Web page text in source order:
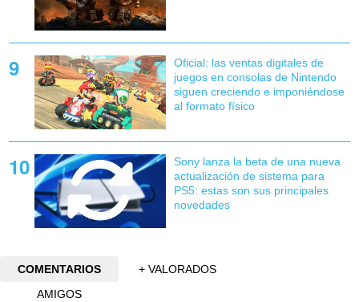
Oficial: las ventas digitales de
juegos en consolas de Nintendo
siguen creciendo e imponiéndose
al formato físico
Sony lanza la beta de una nueva
actualización de sistema para
PS5: estas son sus principales
novedades
COMENTARIOS
+ VALORADOS
AMIGOS